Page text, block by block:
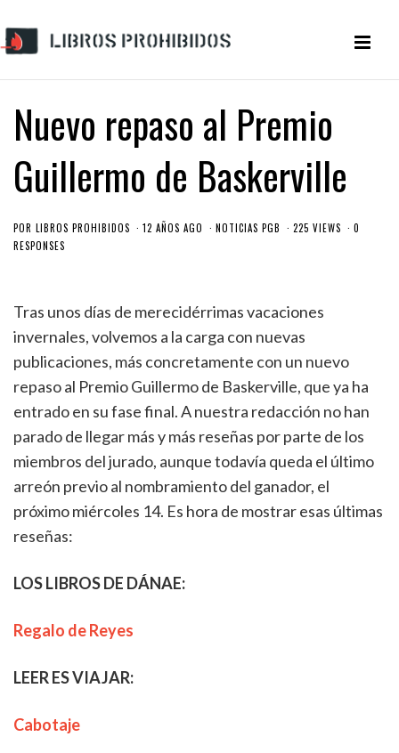
Nuevo repaso al Premio
Guillermo de Baskerville
POR LIBROS PROHIBIDOS 12 AÑOS AGO NOTICIAS PGB 225 VIEWS
0
RESPONSES
Tras unos días de merecidérrimas vacaciones
invernales, volvemos a la carga con nuevas
publicaciones, más concretamente con un nuevo
repaso al Premio Guillermo de Baskerville, que ya ha
entrado en su fase final. A nuestra redacción no han
parado de llegar más y más reseñas por parte de los
miembros del jurado, aunque todavía queda el último
arreón previo al nombramiento del ganador, el
próximo miércoles 14. Es hora de mostrar esas últimas
reseñas:
LOS LIBROS DE DÁNAE:
Regalo de Reyes
LEER ES VIAJAR:
Cabotaje